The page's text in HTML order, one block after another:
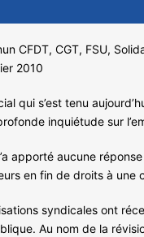
CFDT, CGT, FSU,
2010
qui s’est tenu
inquiétude sur
apporté aucune
en fin de droits à une
syndicales ont
Au nom de la